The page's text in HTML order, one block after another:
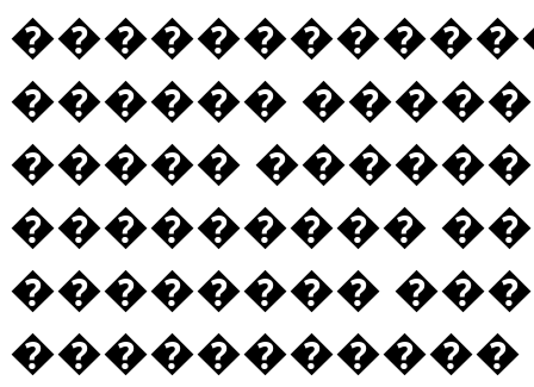
������
�����
���������
��������